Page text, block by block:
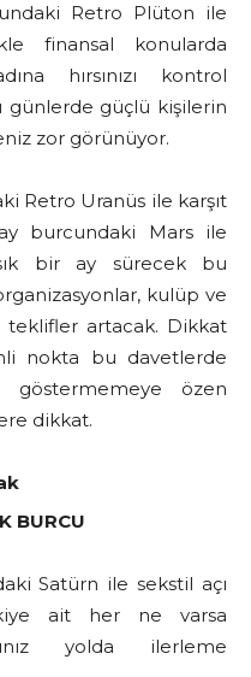
Retro Plüton ile
finansal konularda
hırsınızı kontrol
günlerde güçlü kişilerin
zor görünüyor.
Retro Uranüs ile karşıt
burcundaki Mars ile
bir ay sürecek bu
kulüp ve
artacak. Dikkat
nokta bu davetlerde
göstermemeye özen
dikkat.
BURCU
Satürn ile sekstil açı
ait her ne varsa
yolda ilerleme